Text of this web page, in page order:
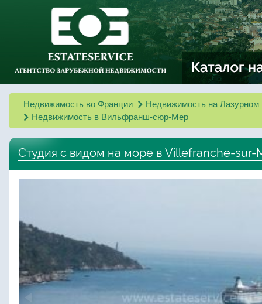
Недвижимость во Франции
Недвижимость на Лазурном
Недвижимость в Вильфранш-сюр-Мер
Студия с видом на море в Villefranche-sur-